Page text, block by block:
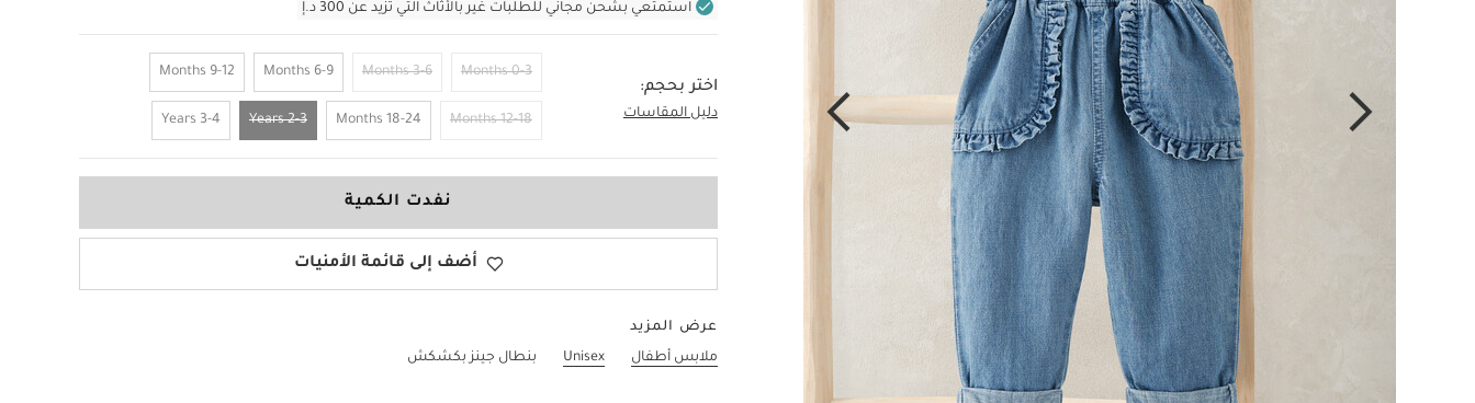
استمتعي بشحن مجاني للطلبات غير بالأثاث التي تزيد عن 300 د.إ
اختر بحجم:
دليل المقاسات
0-3 Months
3-6 Months
6-9 Months
9-12 Months
12-18 Months
18-24 Months
2-3 Years
3-4 Years 2-3 Years
نفدت الكمية
أضف إلى قائمة الأمنيات
عرض المزيد
ملابس أطفال
Unisex بنطال جينز بكشكش